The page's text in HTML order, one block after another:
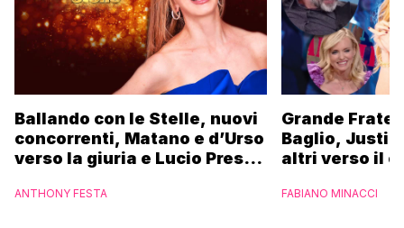
Ballando con le Stelle, nuovi
concorrenti, Matano e d’Urso
verso la giuria e Lucio Presta
ANTHONY FESTA
Grande
Baglio,
altri verso il
Nuovo
FABIANO MINACCI